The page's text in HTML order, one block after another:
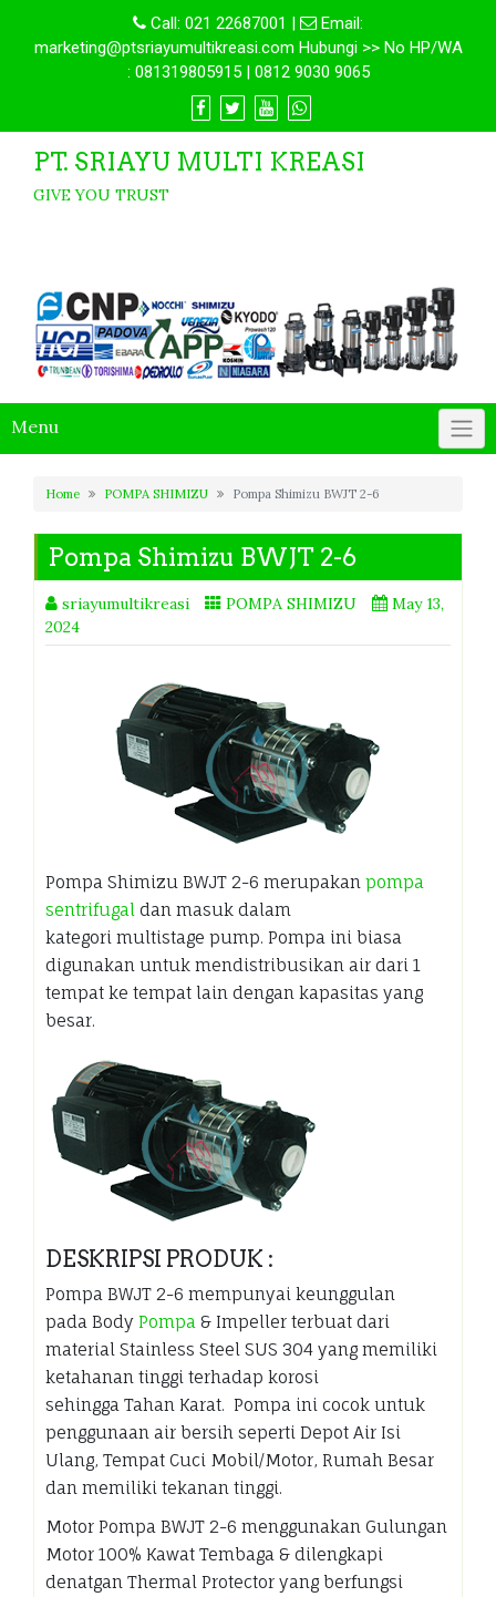
Call: 021 22687001 |
Email:
marketing@ptsriayumultikreasi.com Hubungi >> No HP/WA
: 081319805915 | 0812 9030 9065
PT. SRIAYU MULTI KREASI
GIVE YOU TRUST
Menu
Home POMPA SHIMIZU Pompa Shimizu BWJT 2-6
Pompa Shimizu BWJT 2-6
sriayumultikreasi POMPA SHIMIZU
May 13,
2024
Pompa Shimizu BWJT 2-6 merupakan pompa
sentrifugal dan masuk dalam
kategori multistage pump. Pompa ini biasa
digunakan untuk mendistribusikan air dari 1
tempat ke tempat lain dengan kapasitas yang
besar.
DESKRIPSI PRODUK :
Pompa BWJT 2-6 mempunyai keunggulan
pada Body Pompa & Impeller terbuat dari
material Stainless Steel SUS 304 yang memiliki
ketahanan tinggi terhadap korosi
sehingga Tahan Karat. Pompa ini cocok untuk
penggunaan air bersih seperti Depot Air Isi
Ulang, Tempat Cuci Mobil/Motor, Rumah Besar
dan memiliki tekanan tinggi.
Motor Pompa BWJT 2-6 menggunakan Gulungan
Motor 100% Kawat Tembaga & dilengkapi
denatgan Thermal Protector yang berfungsi